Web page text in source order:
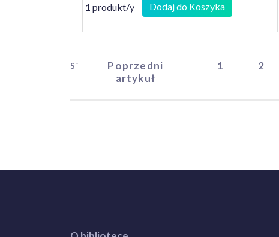
1 produkt/y Dodaj do Koszyka
START
Poprzedni
artykuł
1 2